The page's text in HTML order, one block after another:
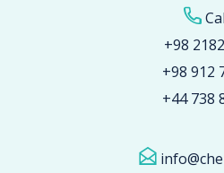
+98
+98 912
+44 738